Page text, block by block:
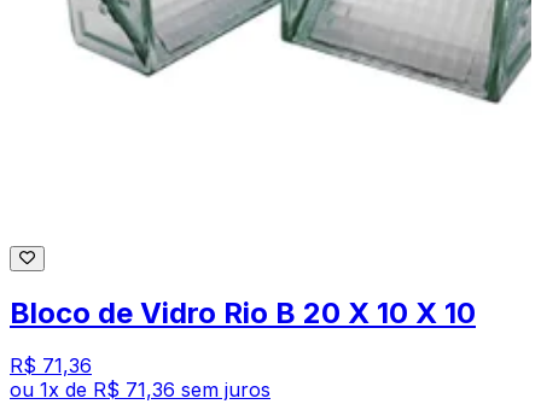
Bloco de Vidro Rio B 20 X 10 X 10
R$ 71,36
ou 1x de R$ 71,36 sem juros